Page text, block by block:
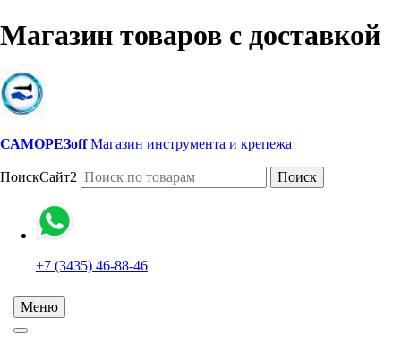
Магазин товаров с доставкой
САМОРЕЗoff Магазин инструмента и крепежа
ПоискСайт2 Поиск
+7 (3435) 46-88-46
Меню